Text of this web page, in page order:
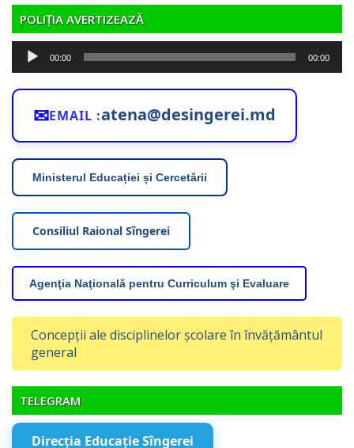
POLIȚIA AVERTIZEAZĂ
Player
audio
00:00 00:00
✉EMAIL :atena@desingerei.md
Ministerul Educației și Cercetării
Consiliul Raional Sîngerei
Agenţia Naţională pentru Curriculum şi Evaluare
Concepții ale disciplinelor școlare în învățământul
general
TELEGRAM
Direcția Educație Sîngerei